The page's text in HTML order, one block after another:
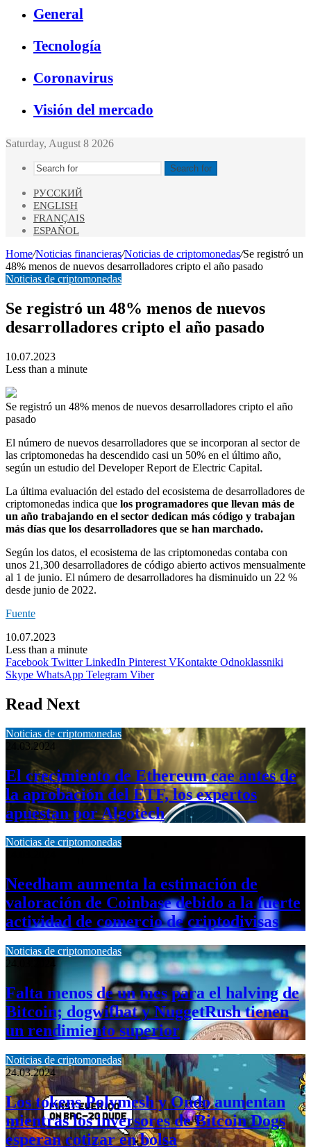
General
Tecnología
Coronavirus
Visión del mercado
Saturday, August 8 2026
Search for
РУССКИЙ
ENGLISH
FRANÇAIS
ESPAÑOL
Home/Noticias financieras/Noticias de criptomonedas/Se registró un
48% menos de nuevos desarrolladores cripto el año pasado
Noticias de criptomonedas
Se registró un 48% menos de nuevos
desarrolladores cripto el año pasado
10.07.2023
Less than a minute
Se registró un 48% menos de nuevos desarrolladores cripto el año
pasado
El número de nuevos desarrolladores que se incorporan al sector de
las criptomonedas ha descendido casi un 50% en el último año,
según un estudio del Developer Report de Electric Capital.
La última evaluación del estado del ecosistema de desarrolladores de
criptomonedas indica que los programadores que llevan más de
un año trabajando en el sector dedican más código y trabajan
más días que los desarrolladores que se han marchado.
Según los datos, el ecosistema de las criptomonedas contaba con
unos 21,300 desarrolladores de código abierto activos mensualmente
al 1 de junio. El número de desarrolladores ha disminuido un 22 %
desde junio de 2022.
Fuente
10.07.2023
Less than a minute
Facebook Twitter LinkedIn Pinterest VKontakte Odnoklassniki
Skype WhatsApp Telegram Viber
Read Next
Noticias de criptomonedas
24.03.2024
El crecimiento de Ethereum cae antes de
la aprobación del ETF, los expertos
apuestan por Algotech
Noticias de criptomonedas
Needham aumenta la estimación de
valoración de Coinbase debido a la fuerte
actividad de comercio de criptodivisas
Noticias de criptomonedas
24.03.2024
Falta menos de un mes para el halving de
Bitcoin; dogwifhat y NuggetRush tienen
un rendimiento superior
Noticias de criptomonedas
24.03.2024
Los tokens Polymesh y Ondo aumentan
mientras los inversores de Bitcoin Dogs
esperan cotizar en bolsa